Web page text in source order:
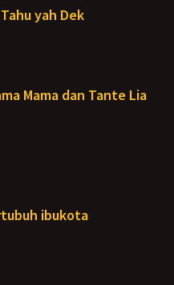
yah Dek
Mama dan Tante Lia
ibukota